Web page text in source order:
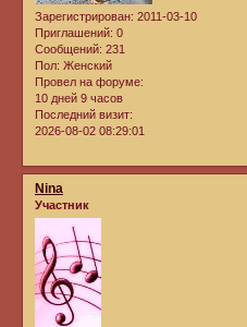
Зарегистрирован: 2011-03-10
Приглашений: 0
Сообщений: 231
Пол: Женский
Провел на форуме:
10 дней 9 часов
Последний визит:
2026-08-02 08:29:01
Nina
Участник